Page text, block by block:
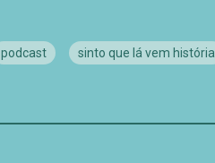
podcast
sinto que lá vem história